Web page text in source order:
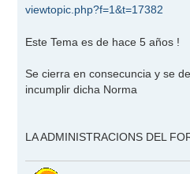
j
e
viewtopic.php?f=1&t=17382
Este Tema es de hace 5 años !
Se cierra en consecuncia y se
incumplir dicha Norma
LA ADMINISTRACIONS DEL